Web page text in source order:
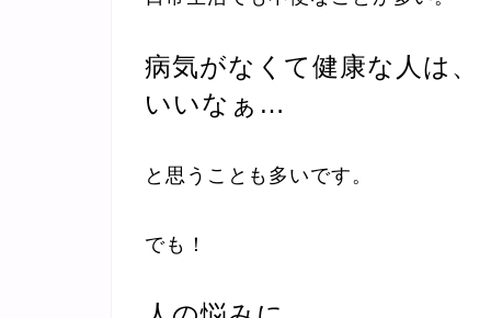
病気がなくて健康な人は、
いいなぁ…
と思うことも多いです。
でも！